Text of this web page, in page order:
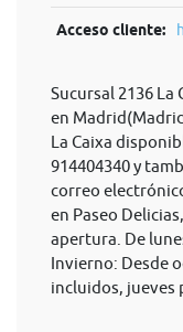
Acceso cliente:
Sucursal 2136 La
en
La Caixa
914404340 y
correo
en Paseo
apertura. De
Invierno: Desde
incluidos, jueves